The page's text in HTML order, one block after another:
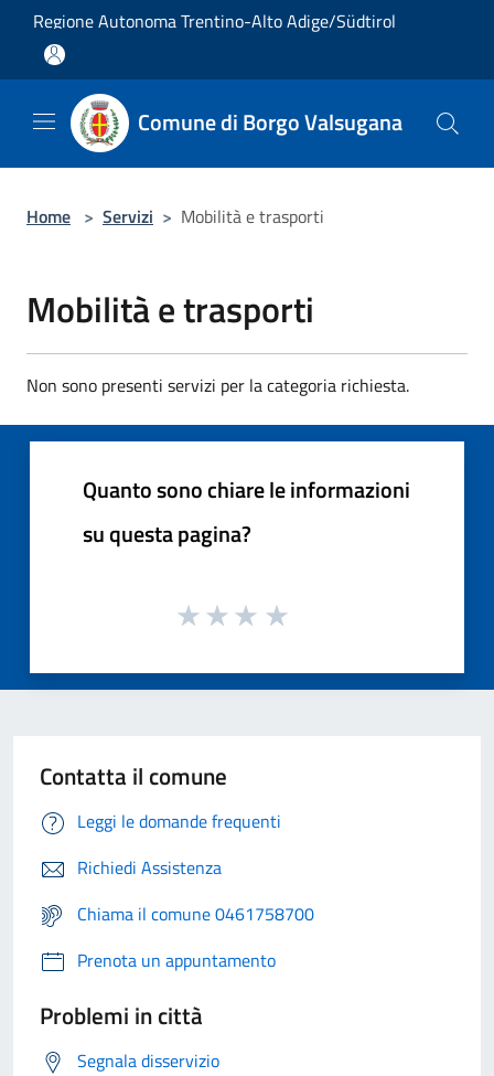
Salta al contenuto principale
Regione Autonoma Trentino-Alto Adige/Südtirol
Comune di Borgo Valsugana
Home > Servizi > Mobilità e trasporti
Mobilità e trasporti
Non sono presenti servizi per la categoria richiesta.
Quanto sono chiare le informazioni
su questa pagina?
Contatta il comune
Leggi le domande frequenti
Richiedi Assistenza
Chiama il comune 0461758700
Prenota un appuntamento
Problemi in città
Segnala disservizio